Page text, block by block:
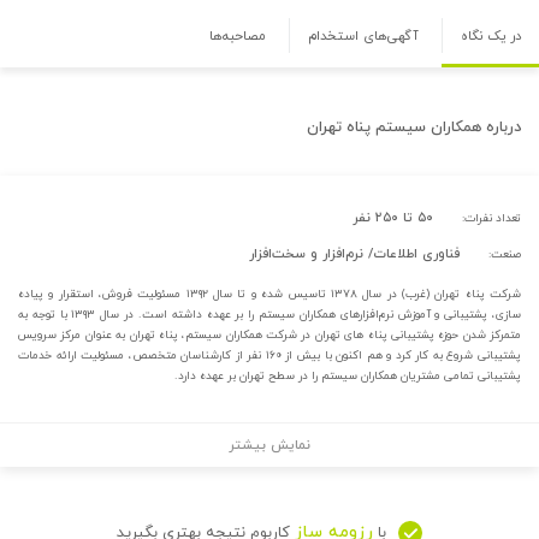
در یک نگاه آگهی‌های استخدام مصاحبه‌ها
درباره همکاران سیستم پناه تهران
تعداد نفرات: ۵۰ تا ۲۵۰ نفر
صنعت: فناوری اطلاعات/ نرم‌افزار و سخت‌افزار
شرکت پناه تهران (غرب) در سال ۱۳۷۸ تاسیس شده و تا سال ۱۳۹۲ مسئولیت فروش، استقرار و پیاده
سازی، پشتیبانی و آموزش نرم‌افزارهای همکاران سیستم را بر عهده داشته است. در سال ۱۳۹۳ با توجه به
متمرکز شدن حوزه پشتیبانی پناه های تهران در شرکت همکاران سیستم، پناه تهران به عنوان مرکز سرویس
پشتیبانی شروع به کار کرد و هم اکنون با بیش از ۱۶۰ نفر از کارشناسان متخصص، مسئولیت ارائه خدمات
پشتیبانی تمامی مشتریان همکاران سیستم را در سطح تهران بر عهده دارد.
نمایش بیشتر
با رزومه ساز کاربوم نتیجه بهتری بگیرید